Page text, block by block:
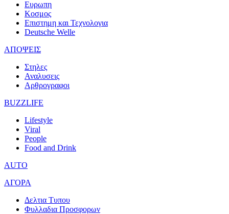
Ευρωπη
Κοσμος
Επιστημη και Τεχνολογια
Deutsche Welle
ΑΠΟΨΕΙΣ
Στηλες
Αναλυσεις
Αρθρογραφοι
BUZZLIFE
Lifestyle
Viral
People
Food and Drink
AUTO
ΑΓΟΡΑ
Δελτια Τυπου
Φυλλαδια Προσφορων